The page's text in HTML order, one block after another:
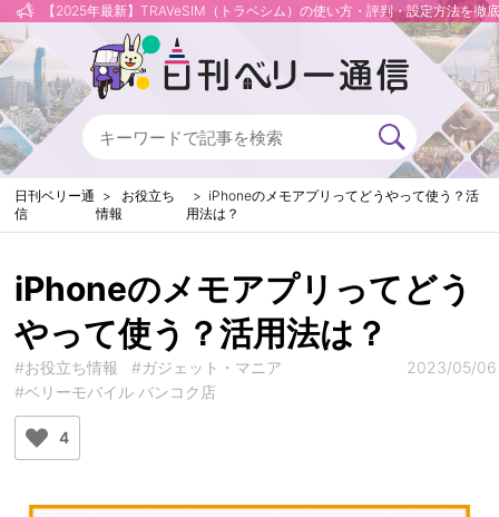
【2025年最新】TRAVeSIM（トラベシム）の使い方・評判・設定方法を徹
日刊ベリー通
信
お役立ち
情報
iPhoneのメモアプリってどうやって使う？活
用法は？
iPhoneのメモアプリってどう
やって使う？活用法は？
#お役立ち情報
#ガジェット・マニア
#ベリーモバイル バンコク店
2023/05/06
4